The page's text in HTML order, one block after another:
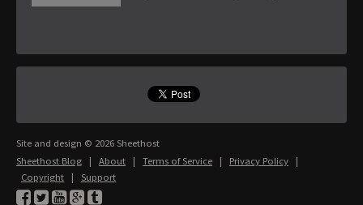
Site and design © 2026 Sheethost
Sheethost Blog | About | Terms of Service | Privacy Policy |
Copyright | Support